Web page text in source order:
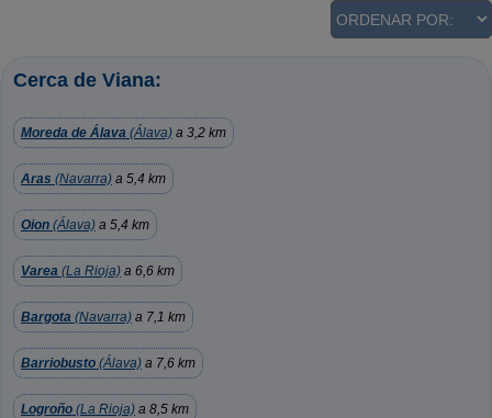
Cerca de Viana:
Moreda de Álava (Álava) a 3,2 km
Aras (Navarra) a 5,4 km
Oion (Álava) a 5,4 km
Varea (La Rioja) a 6,6 km
Bargota (Navarra) a 7,1 km
Barriobusto (Álava) a 7,6 km
Logroño (La Rioja) a 8,5 km